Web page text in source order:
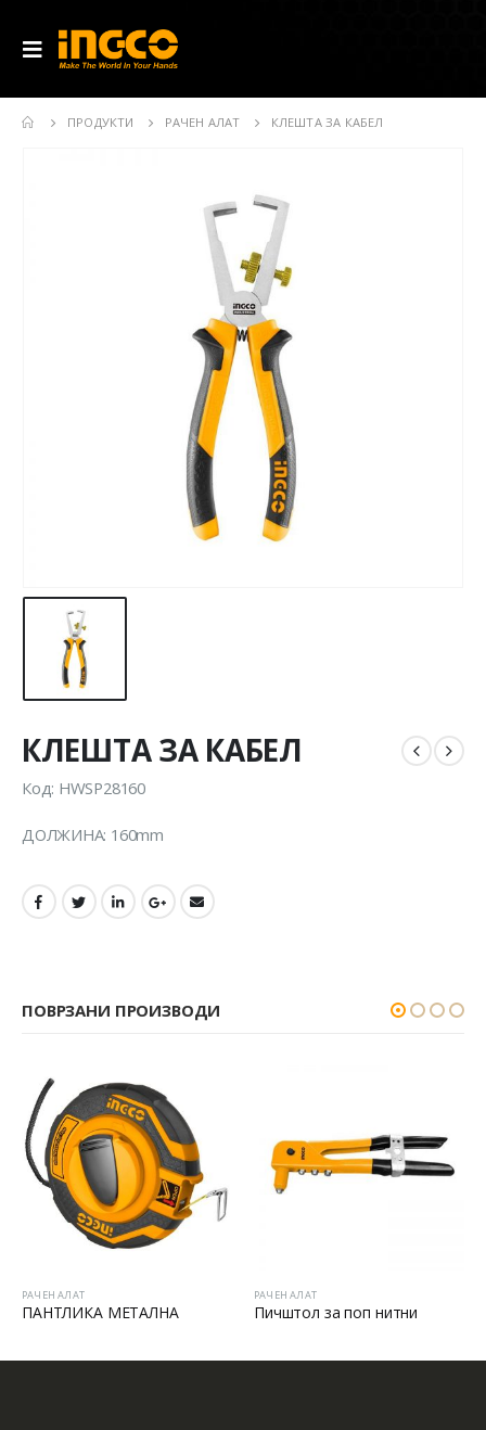
ПРОДУКТИ РАЧЕН АЛАТ КЛЕШТА ЗА КАБЕЛ
КЛЕШТА ЗА КАБЕЛ
Код: HWSP28160
ДОЛЖИНА: 160mm
ПОВРЗАНИ ПРОИЗВОДИ
РАЧЕН АЛАТ
ПАНТЛИКА МЕТАЛНА
РАЧЕН АЛАТ
Пичштол за поп нитни